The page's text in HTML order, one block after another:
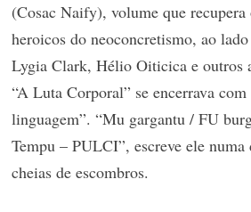
(Cosac Naify), volume que recupera
heroicos do neoconcretismo, ao
Lygia Clark, Hélio Oiticica e outros
“A Luta Corporal” se encerrava
linguagem”. “Mu gargantu / FU
Tempu – PULCI”, escreve ele numa
cheias de escombros.